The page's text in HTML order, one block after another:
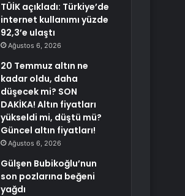
TÜİK açıkladı: Türkiye’de
internet kullanımı yüzde
92,3’e ulaştı
Ağustos 6, 2026
20 Temmuz altın ne
kadar oldu, daha
düşecek mi? SON
DAKİKA! Altın fiyatları
yükseldi mi, düştü mü?
Güncel altın fiyatları!
Ağustos 6, 2026
Gülşen Bubikoğlu’nun
son pozlarına beğeni
yağdı